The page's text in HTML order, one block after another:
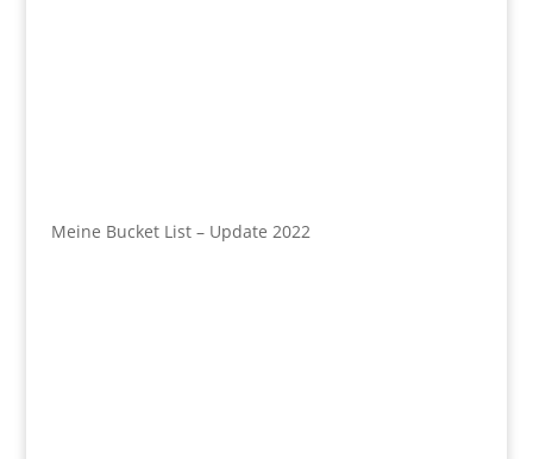
Meine Bucket List – Update 2022